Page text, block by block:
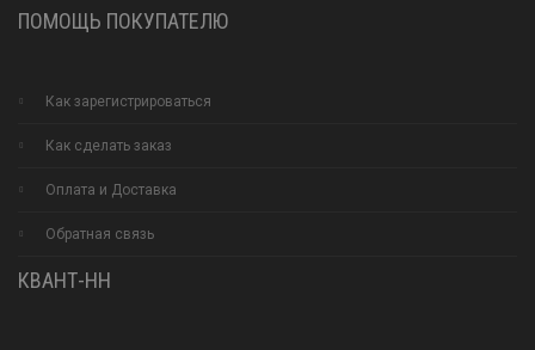
ПОМОЩЬ ПОКУПАТЕЛЮ
Как зарегистрироваться
Как сделать заказ
Оплата и Доставка
Обратная связь
КВАНТ-НН